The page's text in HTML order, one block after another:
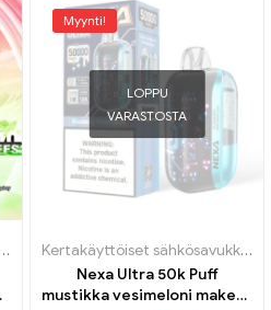
,
Myynti!
LOPPU
VARASTOSTA
Kertakäyttöiset sähkösavukkeet Portugali
Nexa Ultra 50k Puff
mustikka vesimeloni makeat